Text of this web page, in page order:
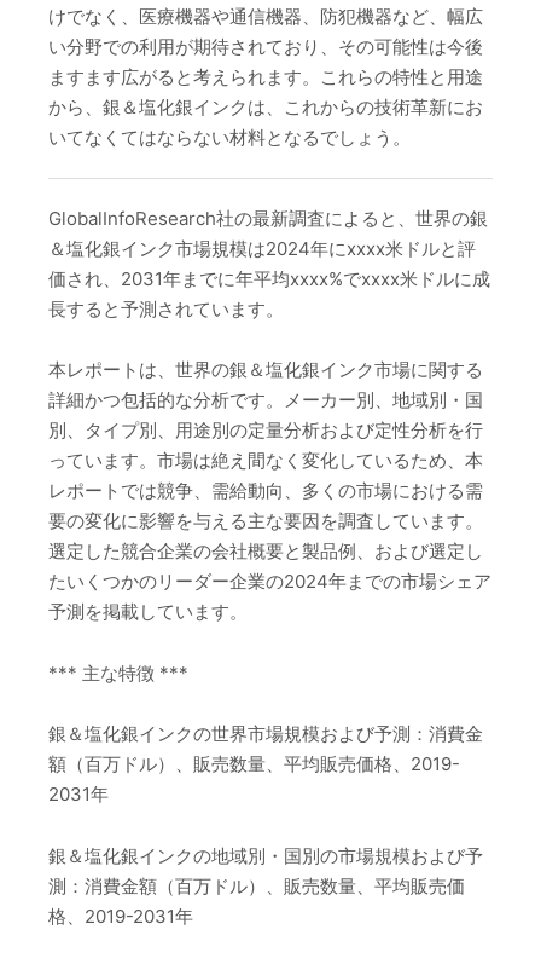
けでなく、医療機器や通信機器、防犯機器など、幅広
い分野での利用が期待されており、その可能性は今後
ますます広がると考えられます。これらの特性と用途
から、銀＆塩化銀インクは、これからの技術革新にお
いてなくてはならない材料となるでしょう。
GlobalInfoResearch社の最新調査によると、世界の銀
＆塩化銀インク市場規模は2024年にxxxx米ドルと評
価され、2031年までに年平均xxxx%でxxxx米ドルに成
長すると予測されています。
本レポートは、世界の銀＆塩化銀インク市場に関する
詳細かつ包括的な分析です。メーカー別、地域別・国
別、タイプ別、用途別の定量分析および定性分析を行
っています。市場は絶え間なく変化しているため、本
レポートでは競争、需給動向、多くの市場における需
要の変化に影響を与える主な要因を調査しています。
選定した競合企業の会社概要と製品例、および選定し
たいくつかのリーダー企業の2024年までの市場シェア
予測を掲載しています。
*** 主な特徴 ***
銀＆塩化銀インクの世界市場規模および予測：消費金
額（百万ドル）、販売数量、平均販売価格、2019-
2031年
銀＆塩化銀インクの地域別・国別の市場規模および予
測：消費金額（百万ドル）、販売数量、平均販売価
格、2019-2031年